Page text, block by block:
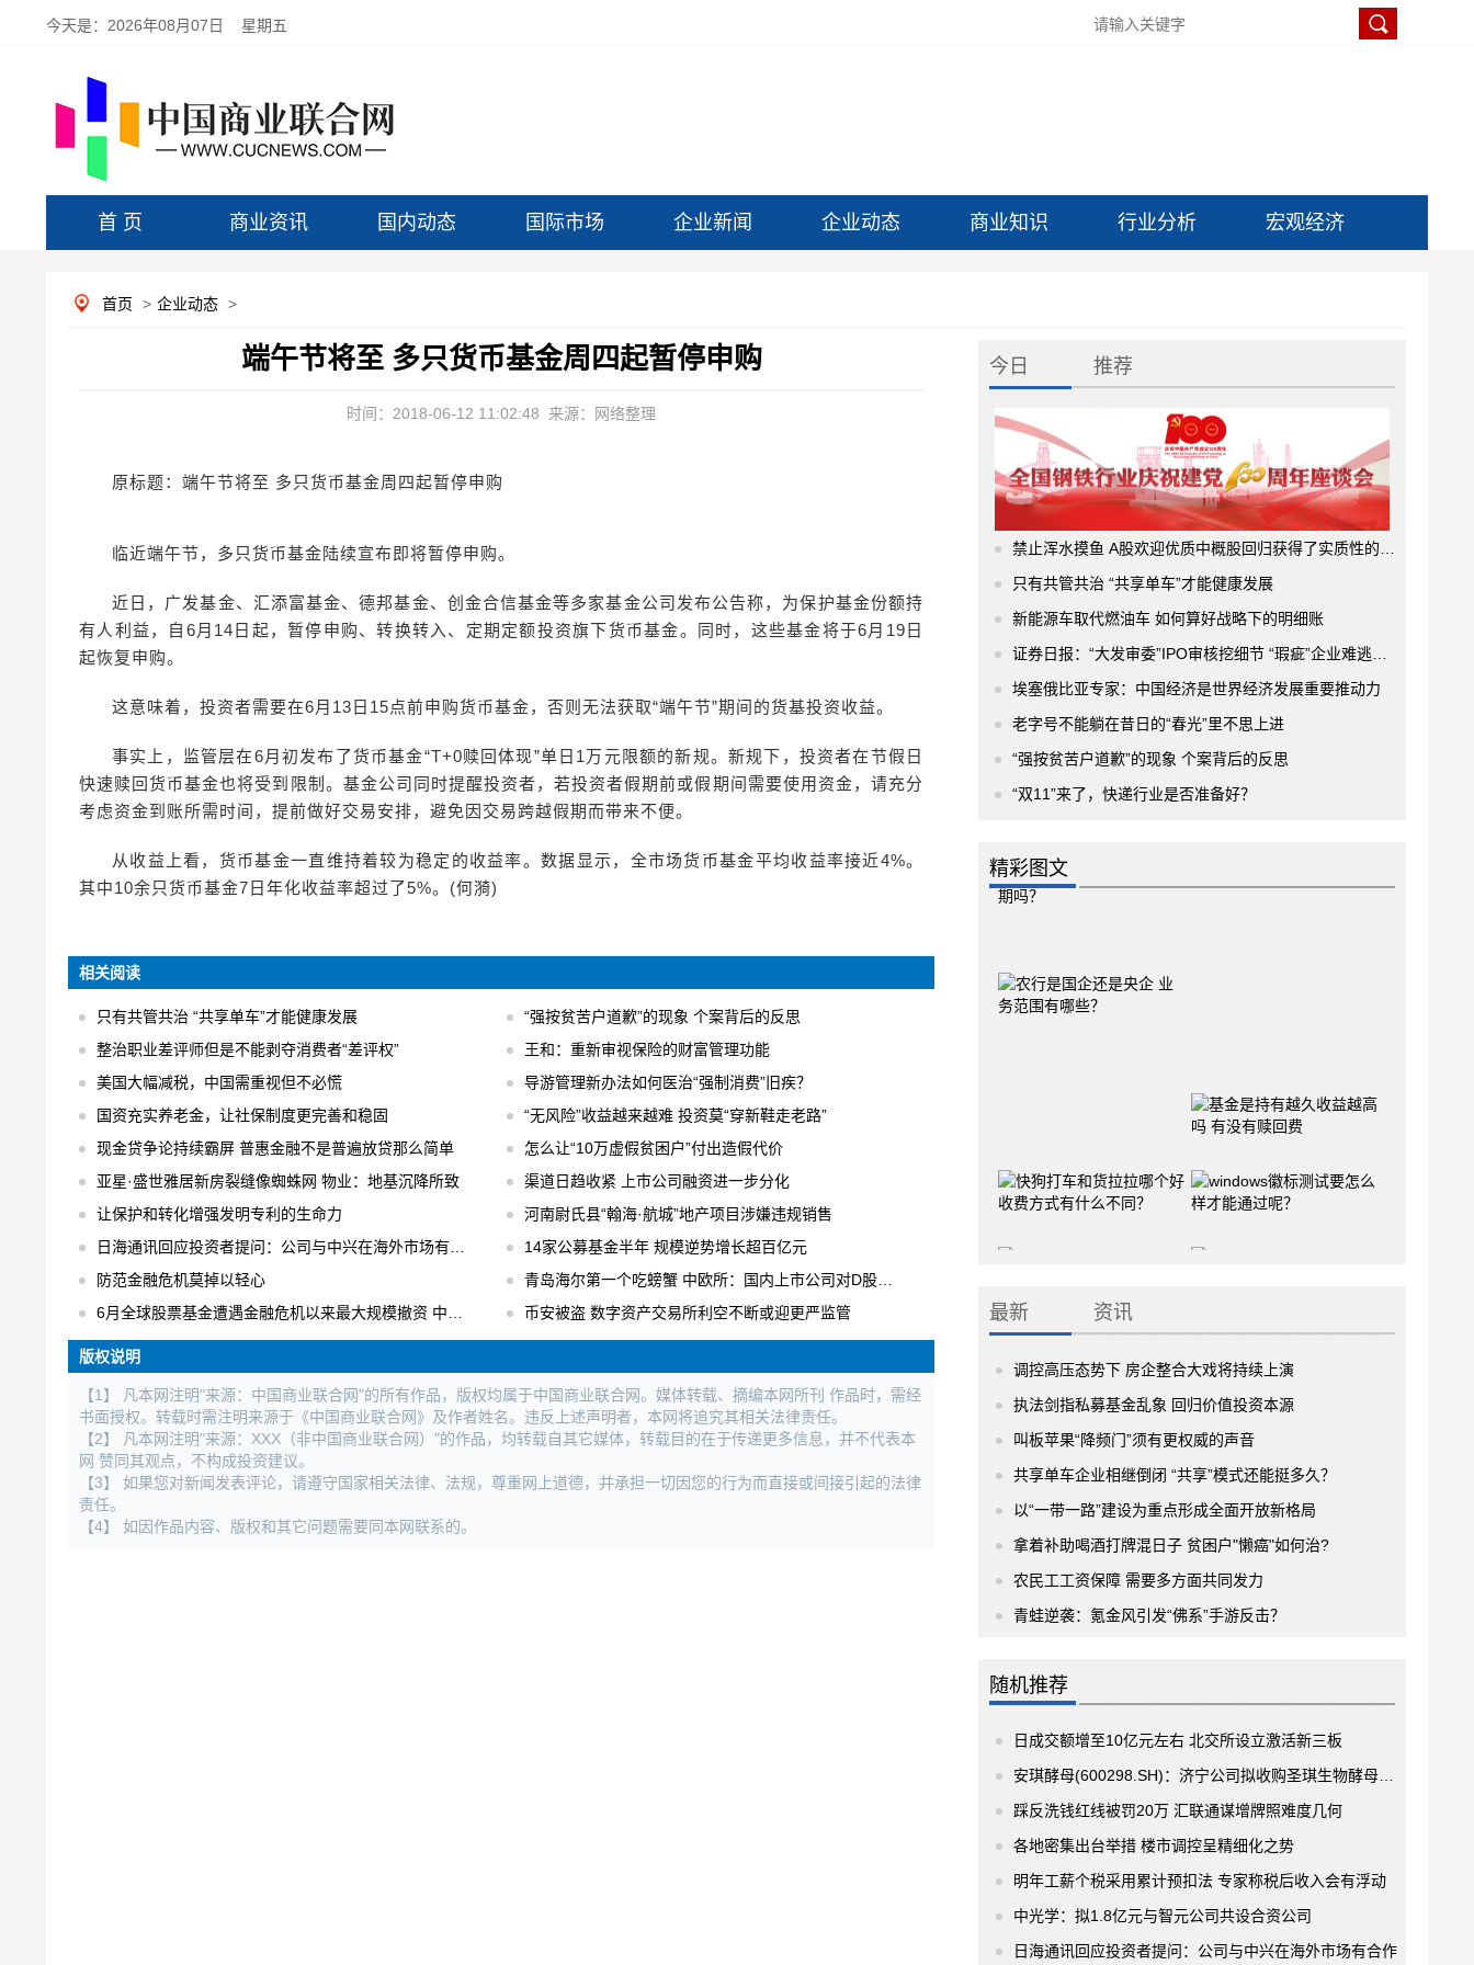
今天是： 2026年08月07日 星期五
首 页 商业资讯 国内动态 国际市场 企业新闻 企业动态 商业知识 行业分析 宏观经济
首页 > 企业动态 >
端午节将至 多只货币基金周四起暂停申购
时间：2018-06-12 11:02:48 来源：网络整理
原标题：端午节将至 多只货币基金周四起暂停申购
临近端午节，多只货币基金陆续宣布即将暂停申购。
近日，广发基金、汇添富基金、德邦基金、创金合信基金等多家基金公司发布公告称，为保护基金份额持
有人利益，自6月14日起，暂停申购、转换转入、定期定额投资旗下货币基金。同时，这些基金将于6月19日
起恢复申购。
这意味着，投资者需要在6月13日15点前申购货币基金，否则无法获取“端午节”期间的货基投资收益。
事实上，监管层在6月初发布了货币基金“T+0赎回体现”单日1万元限额的新规。新规下，投资者在节假日
快速赎回货币基金也将受到限制。基金公司同时提醒投资者，若投资者假期前或假期间需要使用资金，请充分
考虑资金到账所需时间，提前做好交易安排，避免因交易跨越假期而带来不便。
从收益上看，货币基金一直维持着较为稳定的收益率。数据显示，全市场货币基金平均收益率接近4%。
其中10余只货币基金7日年化收益率超过了5%。(何漪)
相关阅读
只有共管共治 “共享单车”才能健康发展
“强按贫苦户道歉”的现象 个案背后的反思
整治职业差评师但是不能剥夺消费者“差评权”
王和：重新审视保险的财富管理功能
美国大幅减税，中国需重视但不必慌
导游管理新办法如何医治“强制消费”旧疾？
国资充实养老金，让社保制度更完善和稳固
“无风险”收益越来越难 投资莫“穿新鞋走老路”
现金贷争论持续霸屏 普惠金融不是普遍放贷那么简单
怎么让“10万虚假贫困户”付出造假代价
亚星·盛世雅居新房裂缝像蜘蛛网 物业：地基沉降所致
渠道日趋收紧 上市公司融资进一步分化
让保护和转化增强发明专利的生命力
河南尉氏县“翰海·航城”地产项目涉嫌违规销售
日海通讯回应投资者提问：公司与中兴在海外市场有合作
14家公募基金半年 规模逆势增长超百亿元
防范金融危机莫掉以轻心
青岛海尔第一个吃螃蟹 中欧所：国内上市公司对D股关注度逐步升温
6月全球股票基金遭遇金融危机以来最大规模撤资 中国不减反增
币安被盗 数字资产交易所利空不断或迎更严监管
版权说明
【1】 凡本网注明"来源：中国商业联合网"的所有作品，版权均属于中国商业联合网。媒体转载、摘编本网所刊 作品时，需经
书面授权。转载时需注明来源于《中国商业联合网》及作者姓名。违反上述声明者，本网将追究其相关法律责任。
【2】 凡本网注明"来源：XXX（非中国商业联合网）"的作品，均转载自其它媒体，转载目的在于传递更多信息，并不代表本
网 赞同其观点，不构成投资建议。
【3】 如果您对新闻发表评论，请遵守国家相关法律、法规，尊重网上道德，并承担一切因您的行为而直接或间接引起的法律
责任。
【4】 如因作品内容、版权和其它问题需要同本网联系的。
今日 推荐
禁止浑水摸鱼 A股欢迎优质中概股回归获得了实质性的进展
只有共管共治 “共享单车”才能健康发展
新能源车取代燃油车 如何算好战略下的明细账
证券日报：“大发审委”IPO审核挖细节 “瑕疵”企业难逃法眼
埃塞俄比亚专家：中国经济是世界经济发展重要推动力
老字号不能躺在昔日的“春光”里不思上进
“强按贫苦户道歉”的现象 个案背后的反思
“双11”来了，快递行业是否准备好？
精彩图文
最新 资讯
调控高压态势下 房企整合大戏将持续上演
执法剑指私募基金乱象 回归价值投资本源
叫板苹果“降频门”须有更权威的声音
共享单车企业相继倒闭 “共享”模式还能挺多久？
以“一带一路”建设为重点形成全面开放新格局
拿着补助喝酒打牌混日子 贫困户"懒癌"如何治?
农民工工资保障 需要多方面共同发力
青蛙逆袭：氪金风引发“佛系”手游反击？
随机推荐
日成交额增至10亿元左右 北交所设立激活新三板
安琪酵母(600298.SH)：济宁公司拟收购圣琪生物酵母制品生产相关资产 实施技改升级
踩反洗钱红线被罚20万 汇联通谋增牌照难度几何
各地密集出台举措 楼市调控呈精细化之势
明年工薪个税采用累计预扣法 专家称税后收入会有浮动
中光学：拟1.8亿元与智元公司共设合资公司
日海通讯回应投资者提问：公司与中兴在海外市场有合作